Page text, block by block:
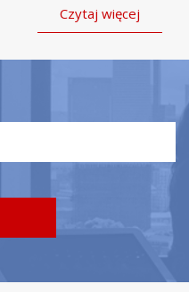
Czytaj więcej